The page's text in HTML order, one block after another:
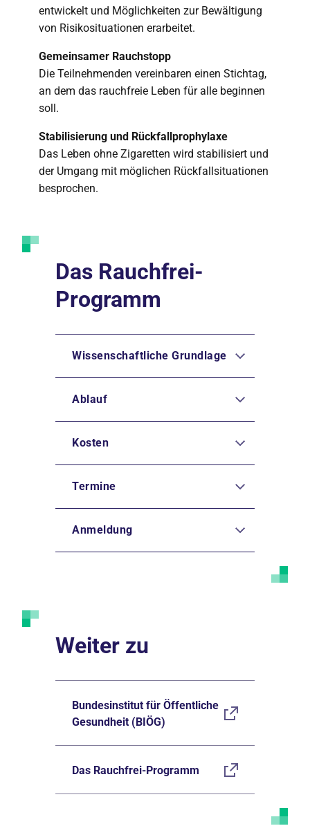
entwickelt und Möglichkeiten zur Bewältigung
von Risikosituationen erarbeitet.
Gemeinsamer Rauchstopp
Die Teilnehmenden vereinbaren einen Stichtag,
an dem das rauchfreie Leben für alle beginnen
soll.
Stabilisierung und Rückfallprophylaxe
Das Leben ohne Zigaretten wird stabilisiert und
der Umgang mit möglichen Rückfallsituationen
besprochen.
Das Rauchfrei-
Programm
Wissenschaftliche Grundlage
Ablauf
Kosten
Termine
Anmeldung
Weiter zu
Bundesinstitut für Öffentliche
Gesundheit (BIÖG)
Das Rauchfrei-Programm